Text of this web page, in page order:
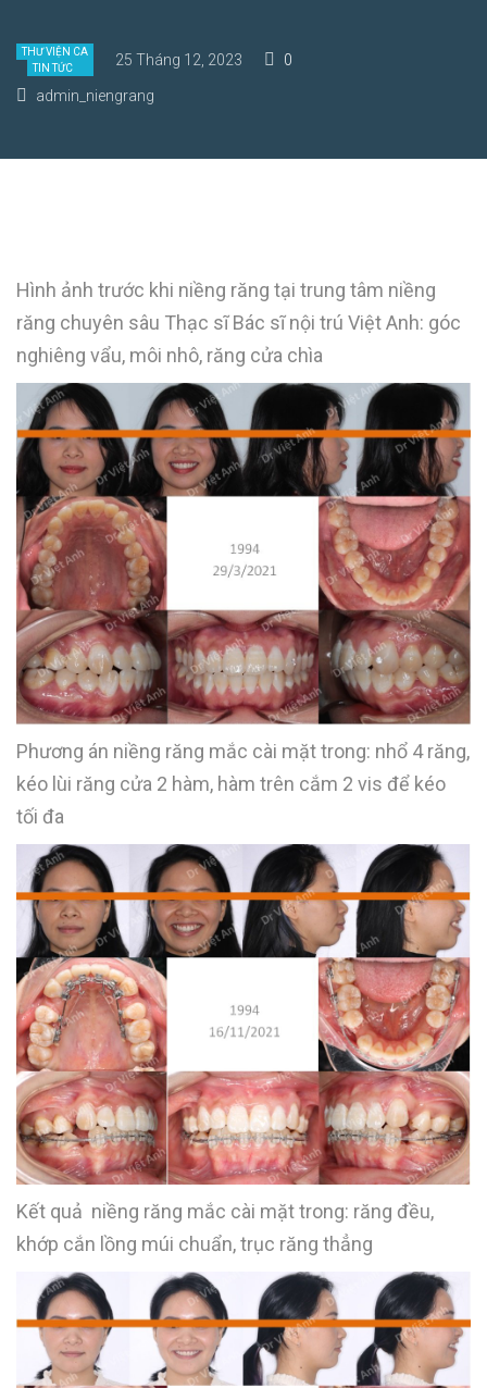
THƯ VIỆN CA
TIN TỨC
25 Tháng 12, 2023 0
admin_niengrang
Hình ảnh trước khi niềng răng tại trung tâm niềng
răng chuyên sâu Thạc sĩ Bác sĩ nội trú Việt Anh: góc
nghiêng vẩu, môi nhô, răng cửa chìa
Phương án niềng răng mắc cài mặt trong: nhổ 4 răng,
kéo lùi răng cửa 2 hàm, hàm trên cắm 2 vis để kéo
tối đa
Kết quả niềng răng mắc cài mặt trong: răng đều,
khớp cắn lồng múi chuẩn, trục răng thẳng